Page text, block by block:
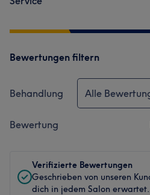
Bewertungen filtern
Behandlung Alle
Bewertung
Verifizierte Bewertungen
Geschrieben von unseren
dich in jedem Salon erwartet.